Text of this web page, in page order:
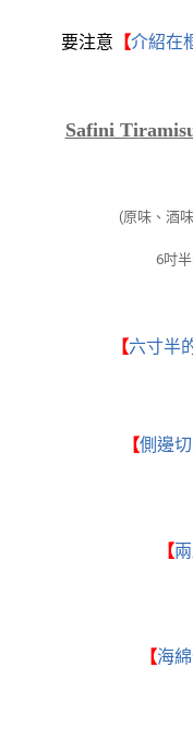
要注意 【介紹在
Safini
(原味、酒
6吋
【六寸半
【側邊
【
【海